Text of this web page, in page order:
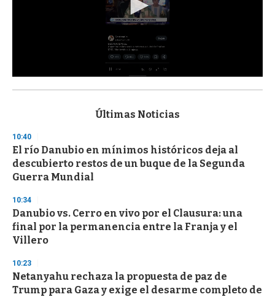
s
d
s
o
f
3
s
e
c
o
n
Últimas Noticias
10:40
El río Danubio en mínimos históricos deja al
descubierto restos de un buque de la Segunda
Guerra Mundial
10:34
Danubio vs. Cerro en vivo por el Clausura: una
final por la permanencia entre la Franja y el
Villero
10:23
Netanyahu rechaza la propuesta de paz de
Trump para Gaza y exige el desarme completo de